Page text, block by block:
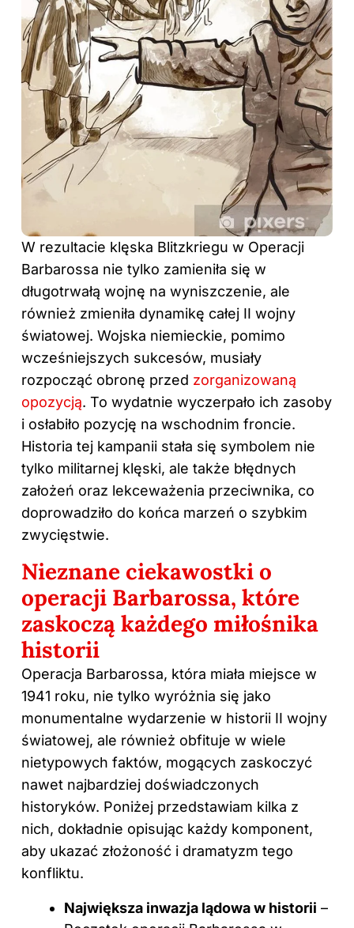
W rezultacie klęska Blitzkriegu w Operacji
Barbarossa nie tylko zamieniła się w
długotrwałą wojnę na wyniszczenie, ale
również zmieniła dynamikę całej II wojny
światowej. Wojska niemieckie, pomimo
wcześniejszych sukcesów, musiały
rozpocząć obronę przed zorganizowaną
opozycją. To wydatnie wyczerpało ich zasoby
i osłabiło pozycję na wschodnim froncie.
Historia tej kampanii stała się symbolem nie
tylko militarnej klęski, ale także błędnych
założeń oraz lekceważenia przeciwnika, co
doprowadziło do końca marzeń o szybkim
zwycięstwie.
Nieznane ciekawostki o
operacji Barbarossa, które
zaskoczą każdego miłośnika
historii
Operacja Barbarossa, która miała miejsce w
1941 roku, nie tylko wyróżnia się jako
monumentalne wydarzenie w historii II wojny
światowej, ale również obfituje w wiele
nietypowych faktów, mogących zaskoczyć
nawet najbardziej doświadczonych
historyków. Poniżej przedstawiam kilka z
nich, dokładnie opisując każdy komponent,
aby ukazać złożoność i dramatyzm tego
konfliktu.
Największa inwazja lądowa w historii –